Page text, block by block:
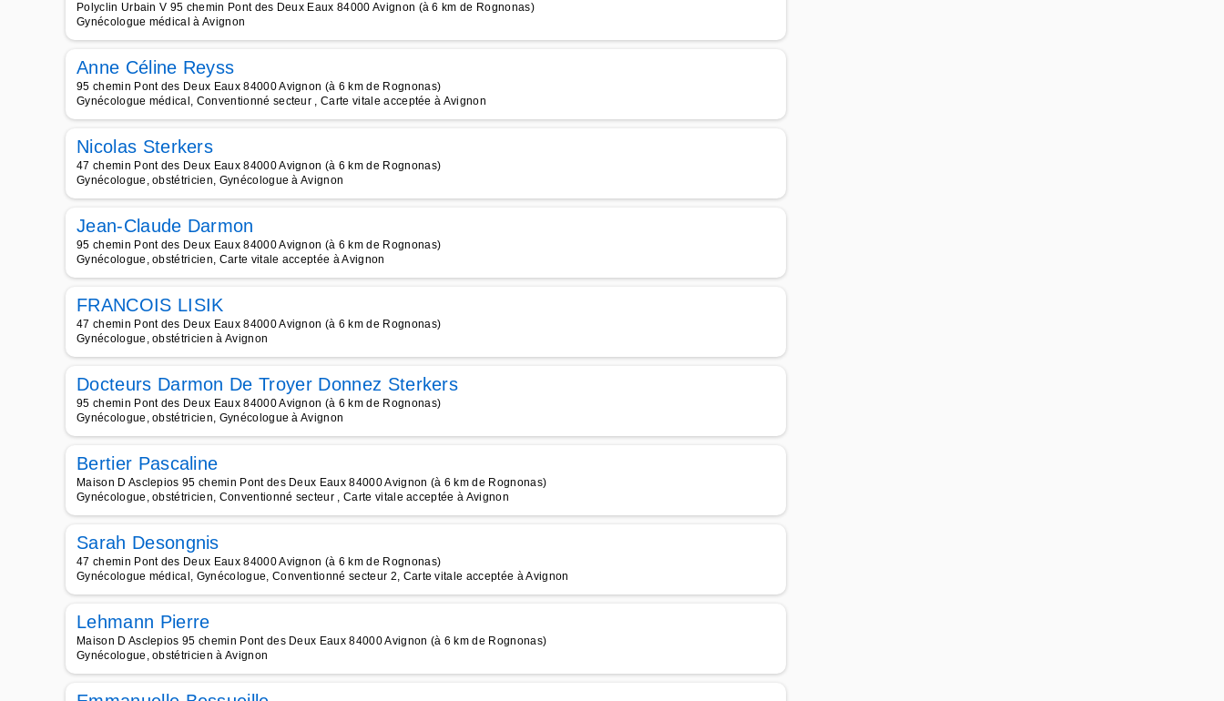
Polyclin Urbain V 95 chemin Pont des Deux Eaux 84000 Avignon (à 6 km de Rognonas)
Gynécologue médical à Avignon
Anne Céline Reyss
95 chemin Pont des Deux Eaux 84000 Avignon (à 6 km de Rognonas)
Gynécologue médical, Conventionné secteur , Carte vitale acceptée à Avignon
Nicolas Sterkers
47 chemin Pont des Deux Eaux 84000 Avignon (à 6 km de Rognonas)
Gynécologue, obstétricien, Gynécologue à Avignon
Jean-Claude Darmon
95 chemin Pont des Deux Eaux 84000 Avignon (à 6 km de Rognonas)
Gynécologue, obstétricien, Carte vitale acceptée à Avignon
FRANCOIS LISIK
47 chemin Pont des Deux Eaux 84000 Avignon (à 6 km de Rognonas)
Gynécologue, obstétricien à Avignon
Docteurs Darmon De Troyer Donnez Sterkers
95 chemin Pont des Deux Eaux 84000 Avignon (à 6 km de Rognonas)
Gynécologue, obstétricien, Gynécologue à Avignon
Bertier Pascaline
Maison D Asclepios 95 chemin Pont des Deux Eaux 84000 Avignon (à 6 km de Rognonas)
Gynécologue, obstétricien, Conventionné secteur , Carte vitale acceptée à Avignon
Sarah Desongnis
47 chemin Pont des Deux Eaux 84000 Avignon (à 6 km de Rognonas)
Gynécologue médical, Gynécologue, Conventionné secteur 2, Carte vitale acceptée à Avignon
Lehmann Pierre
Maison D Asclepios 95 chemin Pont des Deux Eaux 84000 Avignon (à 6 km de Rognonas)
Gynécologue, obstétricien à Avignon